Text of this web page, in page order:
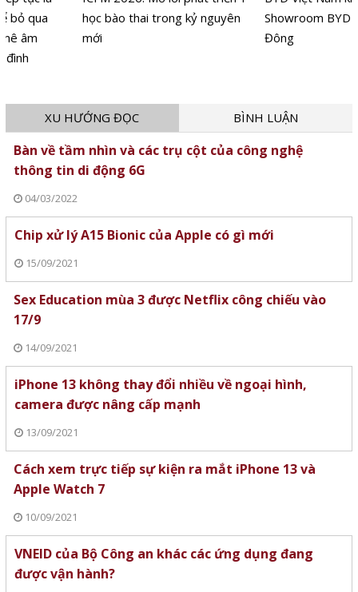
học bào thai trong kỷ nguyên
mới
Showroom BYD HTA Hà
XU HƯỚNG ĐỌC BÌNH LUẬN
Bàn về tầm nhìn và các trụ cột của công nghệ
thông tin di động 6G
04/03/2022
Chip xử lý A15 Bionic của Apple có gì mới
15/09/2021
Sex Education mùa 3 được Netflix công chiếu vào
17/9
14/09/2021
iPhone 13 không thay đổi nhiều về ngoại hình,
camera được nâng cấp mạnh
13/09/2021
Cách xem trực tiếp sự kiện ra mắt iPhone 13 và
Apple Watch 7
10/09/2021
VNEID của Bộ Công an khác các ứng dụng đang
được vận hành?